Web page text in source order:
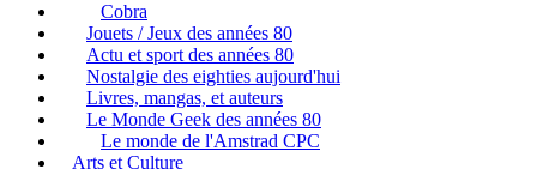
Cobra
Jouets / Jeux des années 80
Actu et sport des années 80
Nostalgie des eighties aujourd'hui
Livres, mangas, et auteurs
Le Monde Geek des années 80
Le monde de l'Amstrad CPC
Arts et Culture